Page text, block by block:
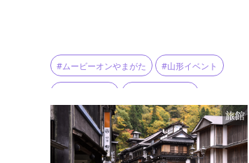
#ムービーオンやまがた #山形イベント
#東北ミュージックフェスティバル
#音楽イベント
旅館